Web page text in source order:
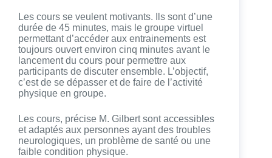
Les cours se veulent motivants. Ils sont d’une
durée de 45 minutes, mais le groupe virtuel
permettant d’accéder aux entrainements est
toujours ouvert environ cinq minutes avant le
lancement du cours pour permettre aux
participants de discuter ensemble. L’objectif,
c’est de se dépasser et de faire de l’activité
physique en groupe.
Les cours, précise M. Gilbert sont accessibles
et adaptés aux personnes ayant des troubles
neurologiques, un problème de santé ou une
faible condition physique.